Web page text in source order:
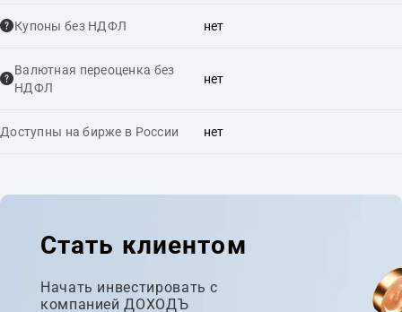
Купоны без НДФЛ нет
Валютная переоценка без
НДФЛ
нет
Доступны на бирже в России нет
Стать клиентом
Начать инвестировать с
компанией ДОХОДЪ